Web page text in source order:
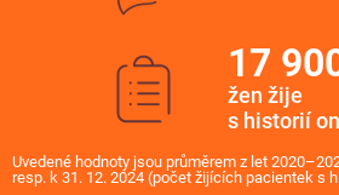
17
žen žije
s historií
Uvedené hodnoty jsou průměrem z let
resp. k 31. 12. 2024 (počet žijících pacientek s